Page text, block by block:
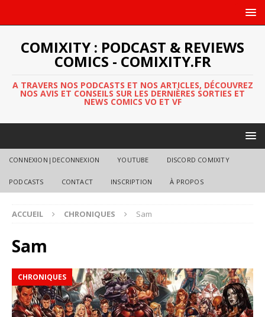
COMIXITY : PODCAST & REVIEWS
COMICS - COMIXITY.FR
A TRAVERS NOS PODCASTS ET NOS ARTICLES, DÉCOUVREZ
NOS AVIS ET CONSEILS SUR LES DERNIÈRES SORTIES ET
NEWS COMICS VO ET VF
CONNEXION|DECONNEXION YOUTUBE DISCORD COMIXITY
PODCASTS CONTACT INSCRIPTION À PROPOS
ACCUEIL CHRONIQUES Sam
Sam
CHRONIQUES